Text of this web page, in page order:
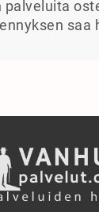
palveluita